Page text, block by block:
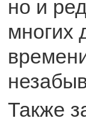
но и
многих
Также